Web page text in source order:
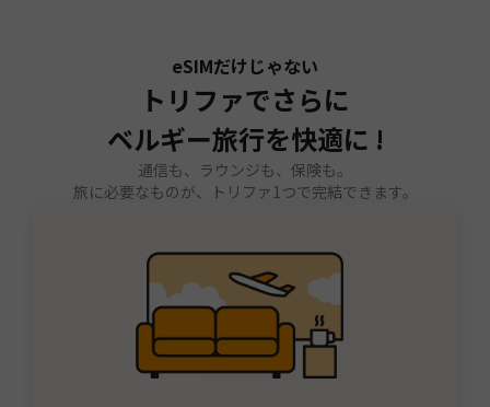
eSIMだけじゃない
トリファでさらに
ベルギー旅行を快適に !
通信も、ラウンジも、保険も。
旅に必要なものが、トリファ1つで完結できます。